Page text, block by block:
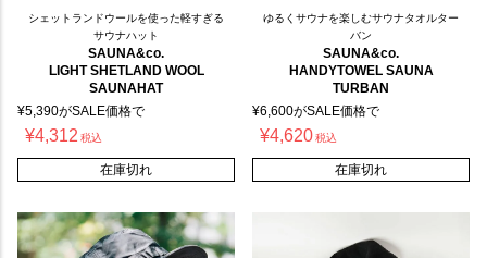
シェットランドウールを使った軽すぎる
サウナハット
SAUNA&co.
LIGHT SHETLAND WOOL
SAUNAHAT
¥5,390がSALE価格で
¥4,312 税込
在庫切れ
ゆるくサウナを楽しむサウナタオルター
バン
SAUNA&co.
HANDYTOWEL SAUNA
TURBAN
¥6,600がSALE価格で
¥4,620税込
在庫切れ